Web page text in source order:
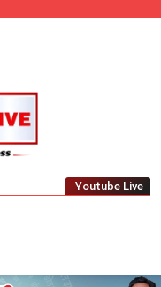
Leading Local
Youtube Live